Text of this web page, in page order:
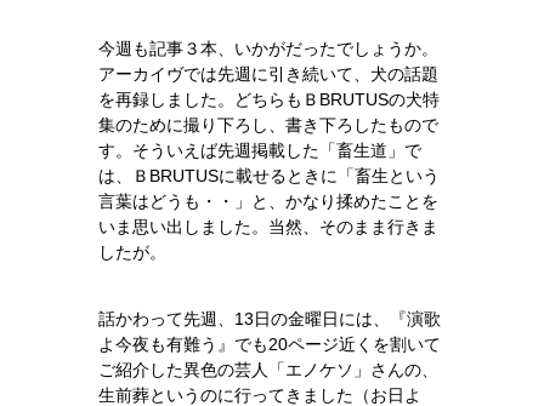
今週も記事３本、いかがだったでしょうか。
アーカイヴでは先週に引き続いて、犬の話題
を再録しました。どちらもＢBRUTUSの犬特
集のために撮り下ろし、書き下ろしたもので
す。そういえば先週掲載した「畜生道」で
は、ＢBRUTUSに載せるときに「畜生という
言葉はどうも・・」と、かなり揉めたことを
いま思い出しました。当然、そのまま行きま
したが。
話かわって先週、13日の金曜日には、『演歌
よ今夜も有難う』でも20ページ近くを割いて
ご紹介した異色の芸人「エノケソ」さんの、
生前葬というのに行ってきました（お日よ